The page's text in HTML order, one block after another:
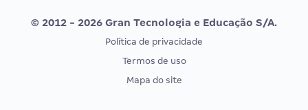
Vunesp
CONCURSOS POR PROFISSÃO
EXAME DE ORDEM
© 2012 - 2026 Gran Tecnologia e Educação S/A.
Política de privacidade
Termos de uso
Mapa do site